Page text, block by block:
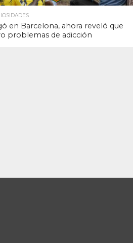
en Barcelona, ahora reveló que
problemas de adicción